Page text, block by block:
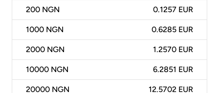
200 NGN 0.1257 EUR
1000 NGN 0.6285 EUR
2000 NGN 1.2570 EUR
10000 NGN 6.2851 EUR
20000 NGN 12.5702 EUR